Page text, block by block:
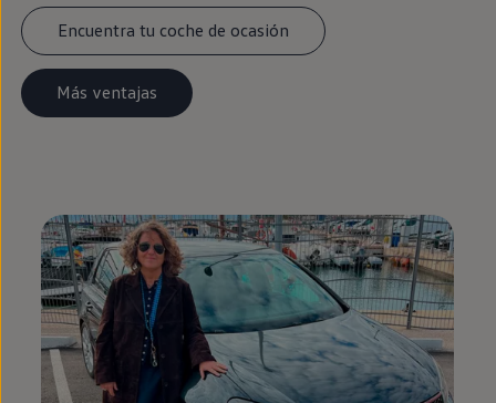
Encuentra tu coche de ocasión
Más ventajas